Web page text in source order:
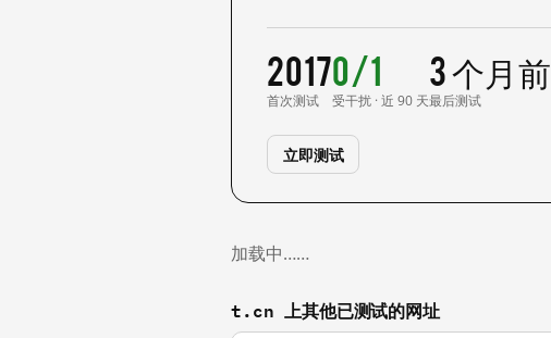
2017
首次测试
0/1
受干扰 · 近 90 天
3 个月前
最后测试
立即测试
加载中……
t.cn 上其他已测试的网址